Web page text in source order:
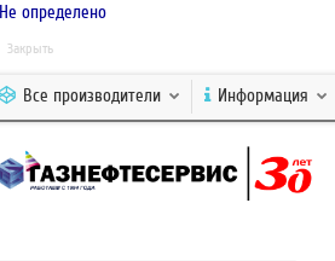
Не определено
Закрыть
Все производители Информация